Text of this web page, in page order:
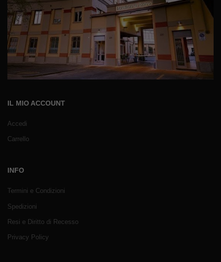
IL MIO ACCOUNT
Accedi
Carrello
INFO
Termini e Condizioni
Spedizioni
Resi e Diritto di Recesso
Privacy Policy